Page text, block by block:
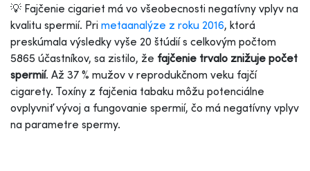
💡 Fajčenie cigariet má vo všeobecnosti negatívny vplyv na
kvalitu spermií. Pri metaanalýze z roku 2016, ktorá
preskúmala výsledky vyše 20 štúdií s celkovým počtom
5865 účastníkov, sa zistilo, že fajčenie trvalo znižuje počet
spermií. Až 37 % mužov v reprodukčnom veku fajčí
cigarety. Toxíny z fajčenia tabaku môžu potenciálne
ovplyvniť vývoj a fungovanie spermií, čo má negatívny vplyv
na parametre spermy.